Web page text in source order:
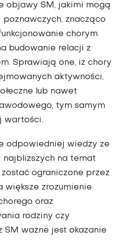
objawy SM, jakimi mogą
znacząco
chorym
budowanie relacji z
Sprawiają one, iż chory
aktywności,
lub nawet
tym samym
wartości.
odpowiedniej wiedzy ze
najbliższych na temat
ograniczone przez
większe zrozumienie
oraz
rodziny czy
SM ważne jest okazanie